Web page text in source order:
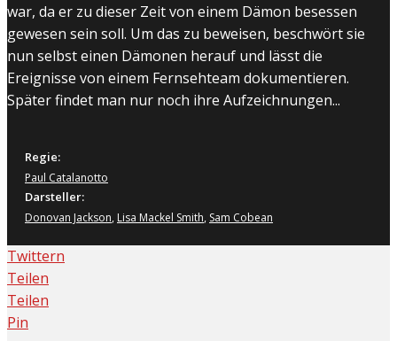
war, da er zu dieser Zeit von einem Dämon besessen
gewesen sein soll. Um das zu beweisen, beschwört sie
nun selbst einen Dämonen herauf und lässt die
Ereignisse von einem Fernsehteam dokumentieren.
Später findet man nur noch ihre Aufzeichnungen...
Regie:
Paul Catalanotto
Darsteller:
Donovan Jackson, Lisa Mackel Smith, Sam Cobean
Twittern
Teilen
Teilen
Pin